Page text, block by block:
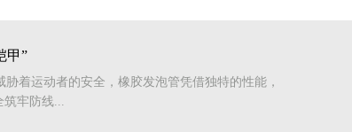
甲”
着运动者的安全，橡胶发泡管凭借独特的性能，
筑牢防线...